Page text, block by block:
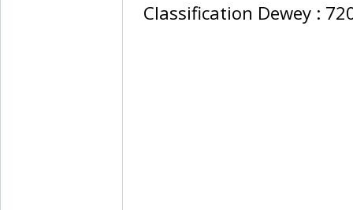
Classification Dewey :